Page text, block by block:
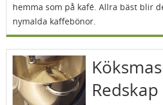
hemma som på kafé. Allra bäst blir
nymalda kaffebönor.